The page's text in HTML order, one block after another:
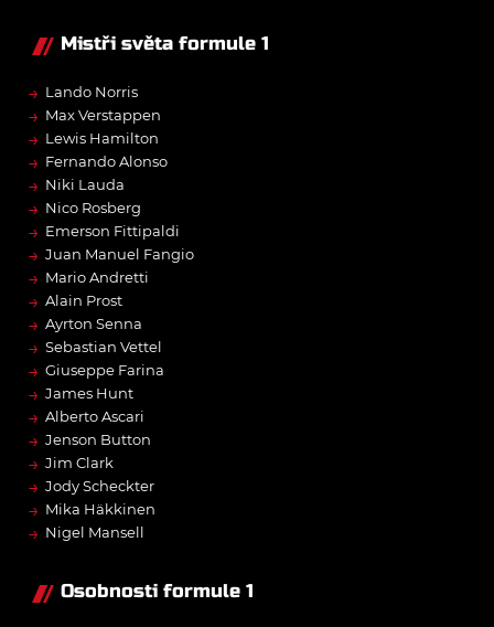
Mistři světa formule 1
→ Lando Norris
→ Max Verstappen
→ Lewis Hamilton
→ Fernando Alonso
→ Niki Lauda
→ Nico Rosberg
→ Emerson Fittipaldi
→ Juan Manuel Fangio
→ Mario Andretti
→ Alain Prost
→ Ayrton Senna
→ Sebastian Vettel
→ Giuseppe Farina
→ James Hunt
→ Alberto Ascari
→ Jenson Button
→ Jim Clark
→ Jody Scheckter
→ Mika Häkkinen
→ Nigel Mansell
Osobnosti formule 1